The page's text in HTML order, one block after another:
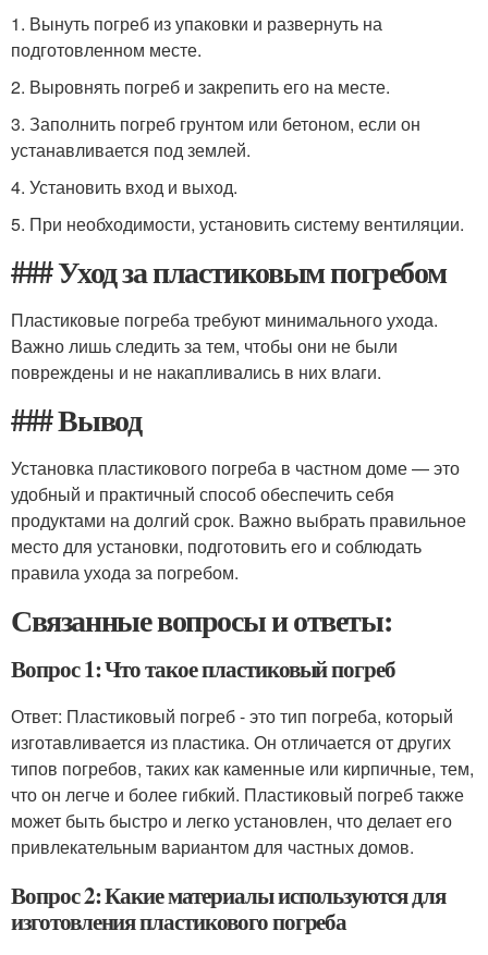
1. Вынуть погреб из упаковки и развернуть на
подготовленном месте.
2. Выровнять погреб и закрепить его на месте.
3. Заполнить погреб грунтом или бетоном, если он
устанавливается под землей.
4. Установить вход и выход.
5. При необходимости, установить систему вентиляции.
### Уход за пластиковым погребом
Пластиковые погреба требуют минимального ухода.
Важно лишь следить за тем, чтобы они не были
повреждены и не накапливались в них влаги.
### Вывод
Установка пластикового погреба в частном доме — это
удобный и практичный способ обеспечить себя
продуктами на долгий срок. Важно выбрать правильное
место для установки, подготовить его и соблюдать
правила ухода за погребом.
Связанные вопросы и ответы:
Вопрос 1: Что такое пластиковый погреб
Ответ: Пластиковый погреб - это тип погреба, который
изготавливается из пластика. Он отличается от других
типов погребов, таких как каменные или кирпичные, тем,
что он легче и более гибкий. Пластиковый погреб также
может быть быстро и легко установлен, что делает его
привлекательным вариантом для частных домов.
Вопрос 2: Какие материалы используются для
изготовления пластикового погреба